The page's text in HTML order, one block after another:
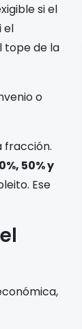
si el
el
tope de la
o
fracción.
50% y
Ese